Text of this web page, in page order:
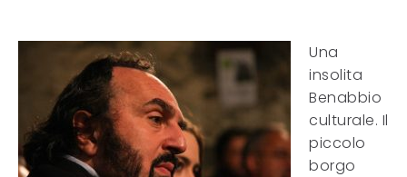
Una
insolita
Benabbio
culturale. Il
piccolo
borgo